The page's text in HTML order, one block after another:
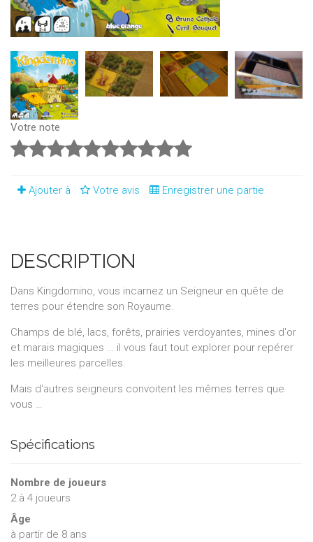
Votre note
Ajouter à Votre avis Enregistrer une partie
DESCRIPTION
Dans Kingdomino, vous incarnez un Seigneur en quête de
terres pour étendre son Royaume.
Champs de blé, lacs, forêts, prairies verdoyantes, mines d'or
et marais magiques … il vous faut tout explorer pour repérer
les meilleures parcelles.
Mais d'autres seigneurs convoitent les mêmes terres que
vous …
Spécifications
Nombre de joueurs
2à 4 joueurs
Âge
à partir de 8 ans